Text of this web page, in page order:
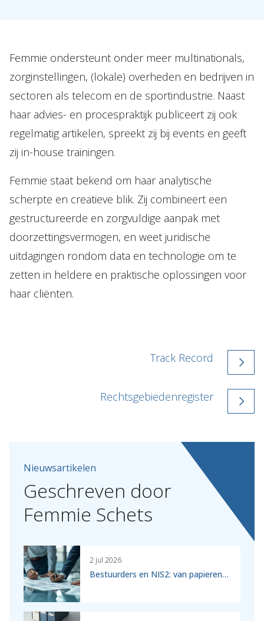
Femmie ondersteunt onder meer multinationals,
zorginstellingen, (lokale) overheden en bedrijven in
sectoren als telecom en de sportindustrie. Naast
haar advies- en procespraktijk publiceert zij ook
regelmatig artikelen, spreekt zij bij events en geeft
zij in-house trainingen.
Femmie staat bekend om haar analytische
scherpte en creatieve blik. Zij combineert een
gestructureerde en zorgvuldige aanpak met
doorzettingsvermogen, en weet juridische
uitdagingen rondom data en technologie om te
zetten in heldere en praktische oplossingen voor
haar cliënten.
Track Record
Rechtsgebiedenregister
Nieuwsartikelen
Geschreven door
Femmie Schets
2 jul 2026
Bestuurders en NIS2: van papieren…